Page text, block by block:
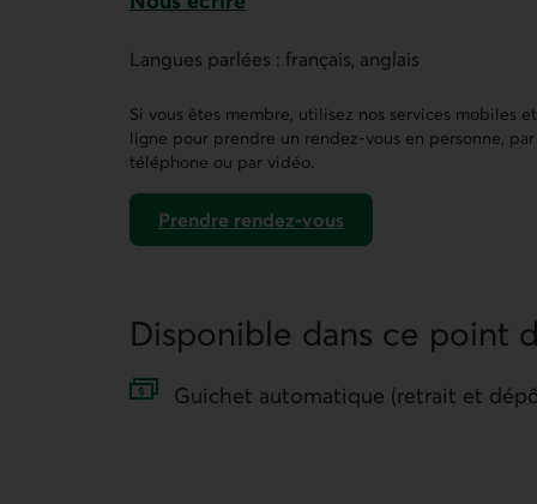
Langues parlées : français, anglais
Si vous êtes membre, utilisez nos services mobiles
ligne pour prendre un rendez-vous en personne, par
téléphone ou par vidéo.
Prendre rendez-vous
dans AccèsD
Disponible dans ce point
Guichet automatique (retrait et